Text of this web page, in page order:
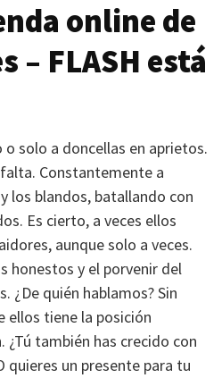
online de
– FLASH está
solo a doncellas en aprietos.
Constantemente a
los blandos, batallando con
Es cierto, a veces ellos
aunque solo a veces.
honestos y el porvenir del
¿De quién hablamos? Sin
ellos tiene la posición
¿Tú también has crecido con
quieres un presente para tu